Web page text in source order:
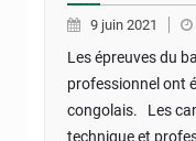
9 juin 2021
Les épreuves du
professionnel ont
congolais. Les
technique et